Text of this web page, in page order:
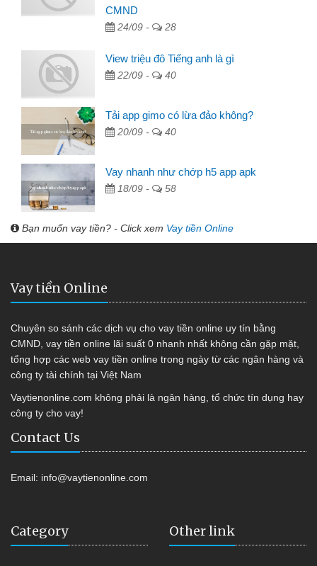
CMND
24/09 - 28
View triệu đô Tiếng anh là gì
22/09 - 40
Tải app gimo có lừa đảo không?
20/09 - 40
Vay nhanh như chớp h5 app apk
18/09 - 58
Bạn muốn vay tiền? - Click xem Vay tiền Online
Vay tiền Online
Chuyên so sánh các dịch vụ cho vay tiền online uy tín bằng
CMND, vay tiền online lãi suất 0 nhanh nhất không cần gặp mặt,
tổng hợp các web vay tiền online trong ngày từ các ngân hàng và
công ty tài chính tại Việt Nam
Vaytienonline.com không phải là ngân hàng, tổ chức tín dụng hay
công ty cho vay!
Contact Us
Email: info@vaytienonline.com
Category Other link